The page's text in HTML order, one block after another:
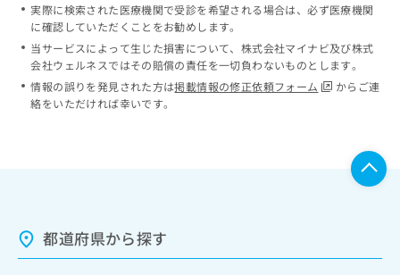
実際に検索された医療機関で受診を希望される場合は、必ず医療機関
に確認していただくことをお勧めします。
当サービスによって生じた損害について、株式会社マイナビ及び株式
会社ウェルネスではその賠償の責任を一切負わないものとします。
情報の誤りを発見された方は掲載情報の修正依頼フォーム
からご連
絡をいただければ幸いです。
都道府県から探す